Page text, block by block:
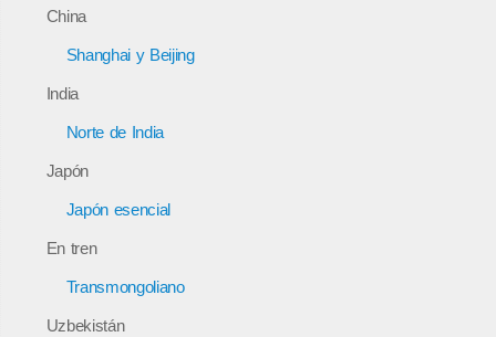
China
Shanghai y Beijing
India
Norte de India
Japón
Japón esencial
En tren
Transmongoliano
Uzbekistán